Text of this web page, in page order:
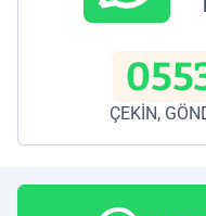
ÇEKİN,